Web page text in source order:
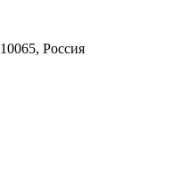
Россия